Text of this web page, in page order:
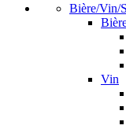
Bière/Vin/
Vin